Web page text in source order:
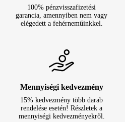
100% pénzvisszafizetési
garancia, amennyiben nem vagy
elégedett a fehérneműinkkel.
Mennyiségi kedvezmény
15% kedvezmény több darab
rendelése esetén! Részletek a
mennyiségi kedvezményekről.